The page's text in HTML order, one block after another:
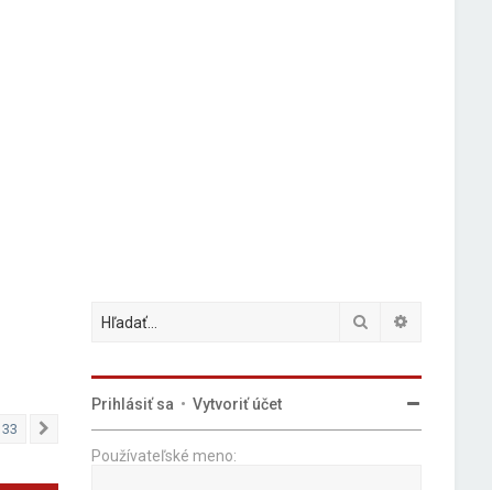
33 Ďalšia
Hľadať
Prihlásiť sa •Vytvoriť účet
Používateľské meno: